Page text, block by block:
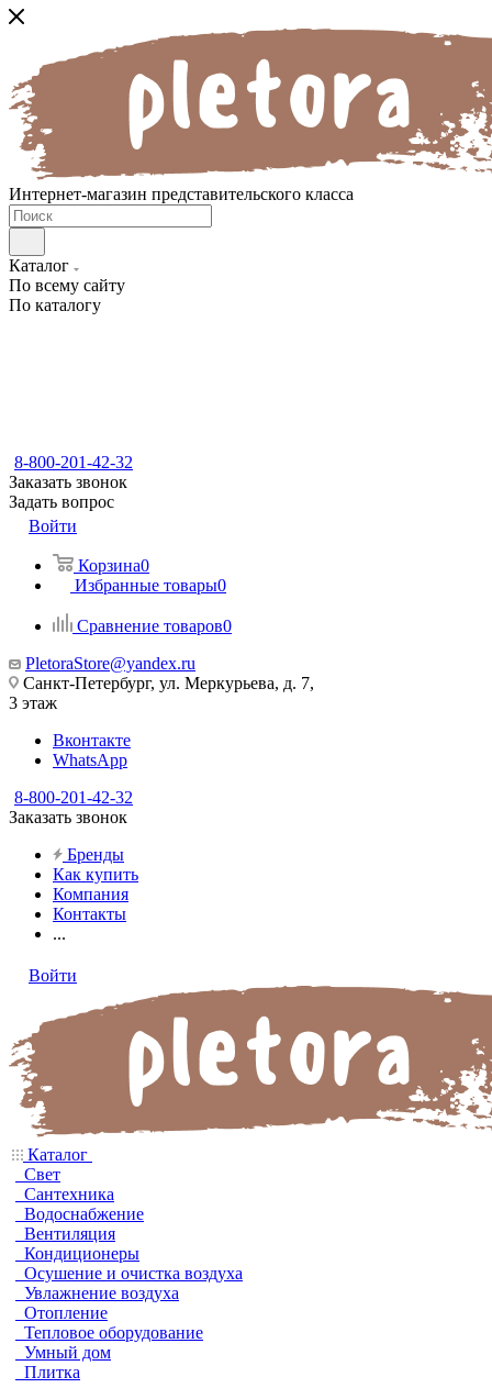
Интернет-магазин представительского класса
Каталог
По всему сайту
По каталогу
8-800-201-42-32
Заказать звонок
Задать вопрос
Войти
Корзина0
Избранные товары0
Сравнение товаров0
PletoraStore@yandex.ru
Санкт-Петербург, ул. Меркурьева, д. 7,
3 этаж
Вконтакте
WhatsApp
8-800-201-42-32
Заказать звонок
Бренды
Как купить
Компания
Контакты
...
Войти
Каталог
Свет
Сантехника
Водоснабжение
Вентиляция
Кондиционеры
Осушение и очистка воздуха
Увлажнение воздуха
Отопление
Тепловое оборудование
Умный дом
Плитка